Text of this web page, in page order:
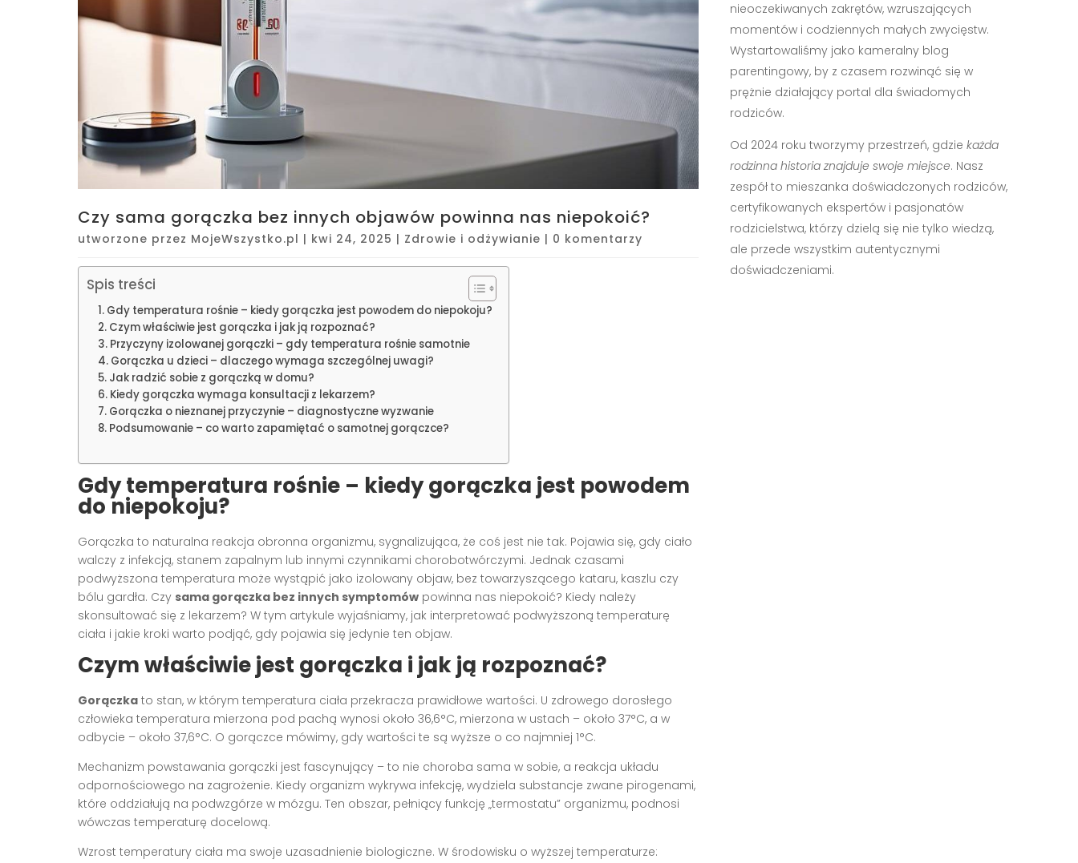
Czy sama gorączka bez innych objawów powinna nas niepokoić?
utworzone przez MojeWszystko.pl | kwi 24, 2025 | Zdrowie i odżywianie | 0 komentarzy
Spis treści
Gdy temperatura rośnie – kiedy gorączka jest powodem do niepokoju?
Czym właściwie jest gorączka i jak ją rozpoznać?
Przyczyny izolowanej gorączki – gdy temperatura rośnie samotnie
Gorączka u dzieci – dlaczego wymaga szczególnej uwagi?
Jak radzić sobie z gorączką w domu?
Kiedy gorączka wymaga konsultacji z lekarzem?
Gorączka o nieznanej przyczynie – diagnostyczne wyzwanie
Podsumowanie – co warto zapamiętać o samotnej gorączce?
Gdy temperatura rośnie – kiedy gorączka jest powodem
do niepokoju?
Gorączka to naturalna reakcja obronna organizmu, sygnalizująca, że coś jest nie tak. Pojawia się, gdy ciało
walczy z infekcją, stanem zapalnym lub innymi czynnikami chorobotwórczymi. Jednak czasami
podwyższona temperatura może wystąpić jako izolowany objaw, bez towarzyszącego kataru, kaszlu czy
bólu gardła. Czy sama gorączka bez innych symptomów powinna nas niepokoić? Kiedy należy
skonsultować się z lekarzem? W tym artykule wyjaśniamy, jak interpretować podwyższoną temperaturę
ciała i jakie kroki warto podjąć, gdy pojawia się jedynie ten objaw.
Czym właściwie jest gorączka i jak ją rozpoznać?
Gorączka to stan, w którym temperatura ciała przekracza prawidłowe wartości. U zdrowego dorosłego
człowieka temperatura mierzona pod pachą wynosi około 36,6°C, mierzona w ustach – około 37°C, a w
odbycie – około 37,6°C. O gorączce mówimy, gdy wartości te są wyższe o co najmniej 1°C.
Mechanizm powstawania gorączki jest fascynujący – to nie choroba sama w sobie, a reakcja układu
odpornościowego na zagrożenie. Kiedy organizm wykrywa infekcję, wydziela substancje zwane pirogenami,
które oddziałują na podwzgórze w mózgu. Ten obszar, pełniący funkcję „termostatu” organizmu, podnosi
wówczas temperaturę docelową.
Wzrost temperatury ciała ma swoje uzasadnienie biologiczne. W środowisku o wyższej temperaturze:
nieoczekiwanych zakrętów, wzruszających
momentów i codziennych małych zwycięstw.
Wystartowaliśmy jako kameralny blog
parentingowy, by z czasem rozwinąć się w
prężnie działający portal dla świadomych
rodziców.
Od 2024 roku tworzymy przestrzeń, gdzie każda
rodzinna historia znajduje swoje miejsce. Nasz
zespół to mieszanka doświadczonych rodziców,
certyfikowanych ekspertów i pasjonatów
rodzicielstwa, którzy dzielą się nie tylko wiedzą,
ale przede wszystkim autentycznymi
doświadczeniami.